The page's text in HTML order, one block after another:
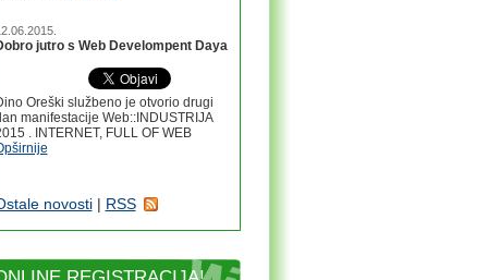
jutro s Web Develompent Daya
Oreški službeno je otvorio drugi
manifestacije Web::INDUSTRIJA
. INTERNET, FULL OF WEB
novosti| RSS